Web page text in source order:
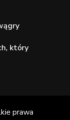
który
prawa